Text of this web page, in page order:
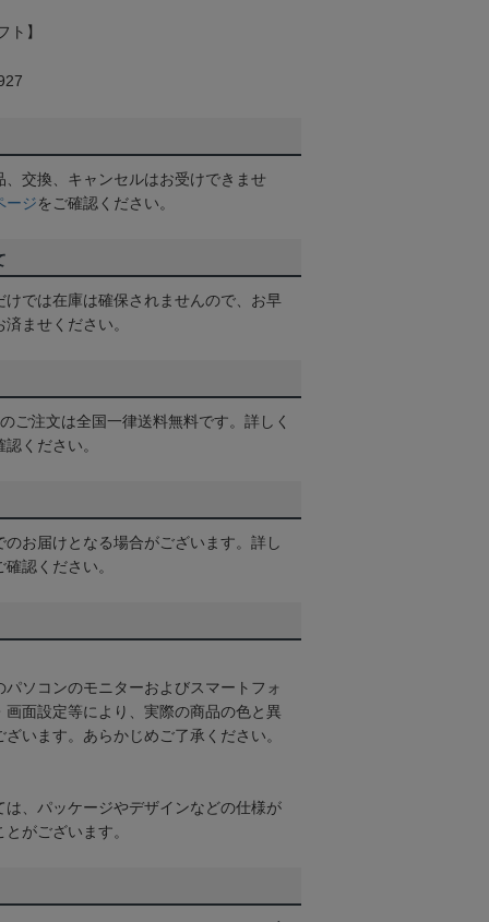
ト】
交換、キャンセルはお受けできませ
ージをご確認ください。
けでは在庫は確保されませんので、お早
ませください。
ご注文は全国一律送料無料です。詳しく
認ください。
お届けとなる場合がございます。詳し
確認ください。
ソコンのモニターおよびスマートフォ
画面設定等により、実際の商品の色と異
います。あらかじめご了承ください。
は、パッケージやデザインなどの仕様が
がございます。